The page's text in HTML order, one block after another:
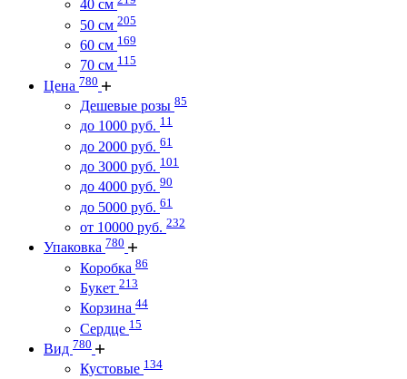
40 см
50 см 205
60 см 169
70 см 115
Цена 780
Дешевые розы 85
до 1000 руб. 11
до 2000 руб. 61
до 3000 руб. 101
до 4000 руб. 90
до 5000 руб. 61
от 10000 руб. 232
Упаковка 780
Коробка 86
Букет 213
Корзина 44
Сердце 15
Вид 780
Кустовые 134